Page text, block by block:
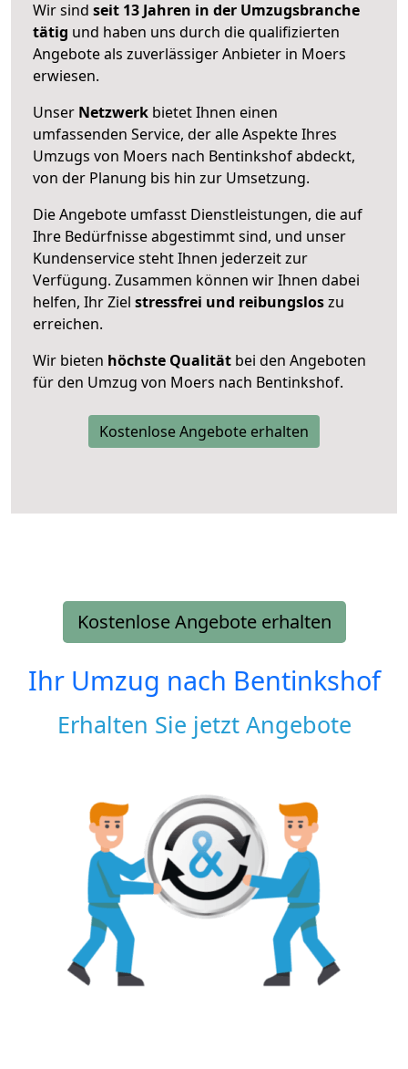
Wir sind seit 13 Jahren in der Umzugsbranche
tätig und haben uns durch die qualifizierten
Angebote als zuverlässiger Anbieter in Moers
erwiesen.
Unser Netzwerk bietet Ihnen einen
umfassenden Service, der alle Aspekte Ihres
Umzugs von Moers nach Bentinkshof abdeckt,
von der Planung bis hin zur Umsetzung.
Die Angebote umfasst Dienstleistungen, die auf
Ihre Bedürfnisse abgestimmt sind, und unser
Kundenservice steht Ihnen jederzeit zur
Verfügung. Zusammen können wir Ihnen dabei
helfen, Ihr Ziel stressfrei und reibungsloszu
erreichen.
Wir bieten höchste Qualität bei den Angeboten
für den Umzug von Moers nach Bentinkshof.
Kostenlose Angebote erhalten
Kostenlose Angebote erhalten
Ihr Umzug nach Bentinkshof
Erhalten Sie jetzt Angebote